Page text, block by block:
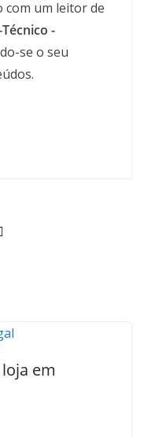
com um leitor de
Técnico -
se o seu
em